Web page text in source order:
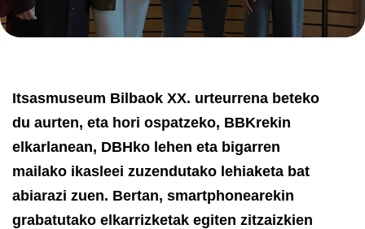
Itsasmuseum Bilbaok XX. urteurrena beteko
du aurten, eta hori ospatzeko, BBKrekin
elkarlanean, DBHko lehen eta bigarren
mailako ikasleei zuzendutako lehiaketa bat
abiarazi zuen. Bertan, smartphonearekin
grabatutako elkarrizketak egiten zitzaizkien